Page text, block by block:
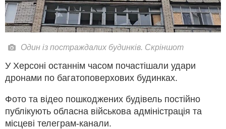
Один із постраждалих будинків. Скріншот
У Херсоні останнім часом почастішали удари
дронами по багатоповерхових будинках.
Фото та відео пошкоджених будівель постійно
публікують обласна військова адміністрація та
місцеві телеграм-канали.